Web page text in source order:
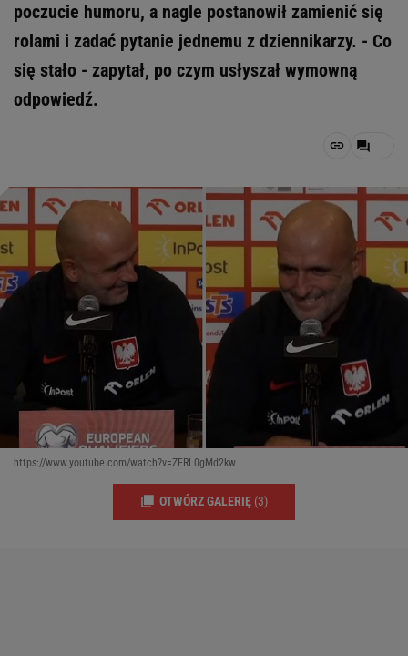
poczucie humoru, a nagle postanowił zamienić się
rolami i zadać pytanie jednemu z dziennikarzy. - Co
się stało - zapytał, po czym usłyszał wymowną
odpowiedź.
https://www.youtube.com/watch?v=ZFRL0gMd2kw
OTWÓRZ GALERIĘ (3)